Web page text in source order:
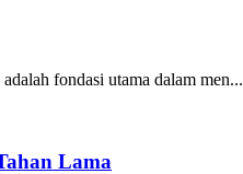
fondasi utama dalam men...
Lama